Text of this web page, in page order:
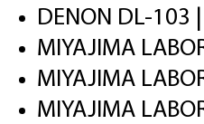
DENON DL-103
MIYAJIMA
MIYAJIMA
MIYAJIMA